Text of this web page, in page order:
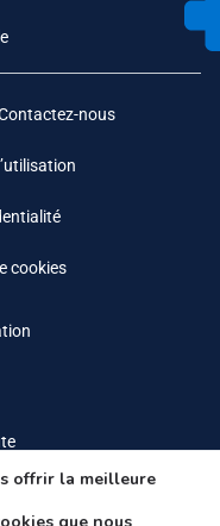
nous
cookies
offrir la meilleure